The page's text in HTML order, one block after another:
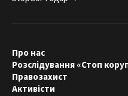
Про нас
Розслідування «Стоп
Правозахист
Активісти